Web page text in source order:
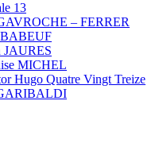
13
– FERRER
BABEUF
JAURES
MICHEL
Hugo Quatre Vingt Treize